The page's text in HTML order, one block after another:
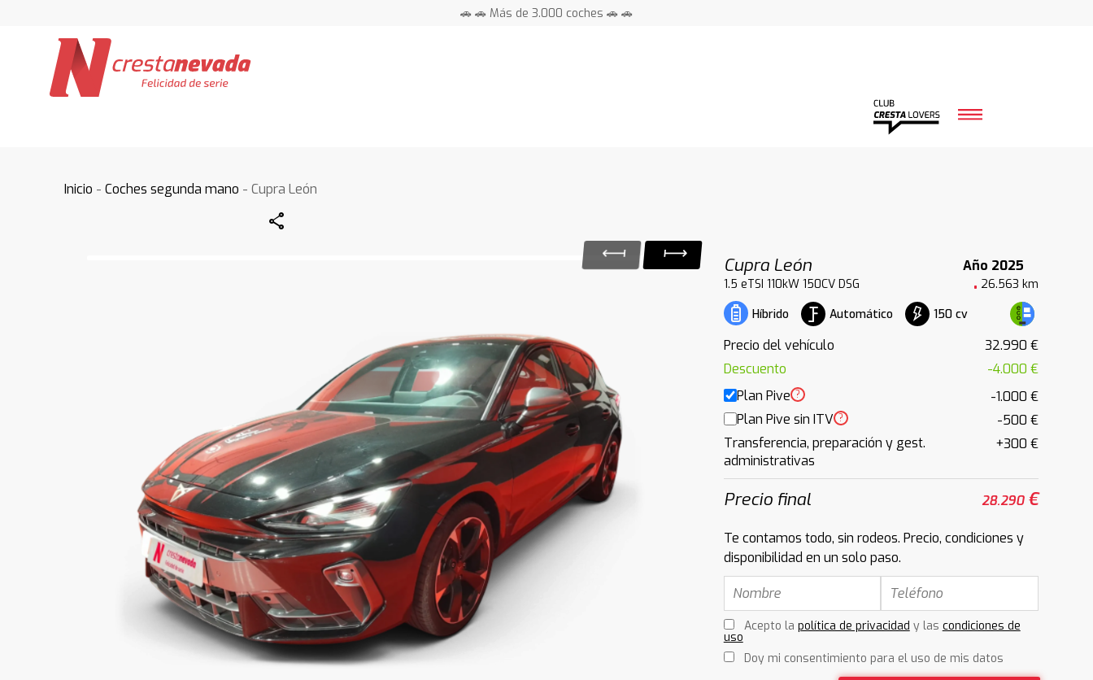
🚗 🚗 Más de 3.000 coches 🚗 🚗
Inicio -Coches segunda mano - Cupra León
Share
Cupra León
Año 2025
1.5 eTSI 110kW 150CV DSG
26.563 km
Híbrido
Automático 150 cv
Precio del vehículo
32.990 €
Descuento
-4.000 €
Plan Pive ?
-1.000 €
Plan Pive sin ITV ?
-500 €
Transferencia, preparación y gest.
administrativas
+300 €
Precio final 28.290€
Te contamos todo, sin rodeos. Precio, condiciones y
disponibilidad en un solo paso.
Acepto la política de privacidad y las condiciones de
uso
Doy mi consentimiento para el uso de mis datos